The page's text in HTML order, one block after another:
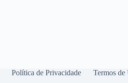
Política de Privacidade Termos de